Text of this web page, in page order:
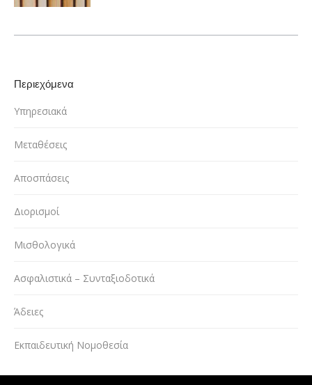
Περιεχόμενα
Υπηρεσιακά
Μεταθέσεις
Αποσπάσεις
Διορισμοί
Μισθολογικά
Ασφαλιστικά – Συνταξιοδοτικά
Άδειες
Εκπαιδευτική Νομοθεσία